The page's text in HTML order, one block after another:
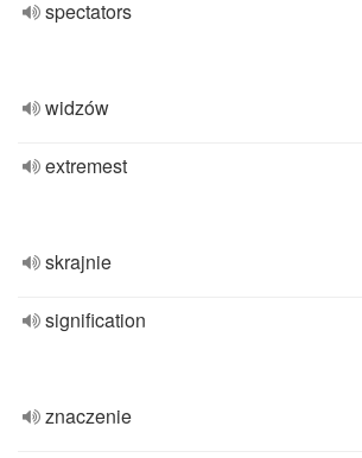
spectators
widzów
extremest
skrajnie
signification
znaczenie